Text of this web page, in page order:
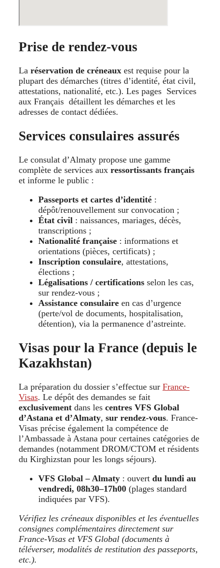
Prise de rendez-vous
La réservation de créneaux est requise pour la
plupart des démarches (titres d’identité, état civil,
attestations, nationalité, etc.). Les pages Services
aux Français détaillent les démarches et les
adresses de contact dédiées.
Services consulaires assurés
Le consulat d’Almaty propose une gamme
complète de services aux ressortissants français
et informe le public :
Passeports et cartes d’identité :
dépôt/renouvellement sur convocation ;
État civil : naissances, mariages, décès,
transcriptions ;
Nationalité française : informations et
orientations (pièces, certificats) ;
Inscription consulaire, attestations,
élections ;
Légalisations / certifications selon les cas,
sur rendez-vous ;
Assistance consulaire en cas d’urgence
(perte/vol de documents, hospitalisation,
détention), via la permanence d’astreinte.
Visas pour la France (depuis le
Kazakhstan)
La préparation du dossier s’effectue sur France-
Visas. Le dépôt des demandes se fait
exclusivement dans les centres VFS Global
d’Astana et d’Almaty, sur rendez-vous. France-
Visas précise également la compétence de
l’Ambassade à Astana pour certaines catégories de
demandes (notamment DROM/CTOM et résidents
du Kirghizstan pour les longs séjours).
VFS Global – Almaty : ouvert du lundi au
vendredi, 08h30–17h00 (plages standard
indiquées par VFS).
Vérifiez les créneaux disponibles et les éventuelles
consignes complémentaires directement sur
France-Visas et VFS Global (documents à
téléverser, modalités de restitution des passeports,
etc.).